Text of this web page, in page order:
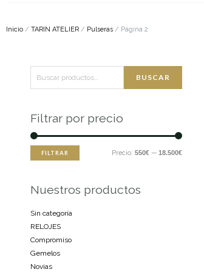
Inicio / TARIN ATELIER / Pulseras / Página 2
por:
BUSCAR
Filtrar por precio
mínimo
máximo
FILTRAR Precio: 550€— 18.500€
Nuestros productos
Sin categoría
RELOJES
Compromiso
Gemelos
Novias